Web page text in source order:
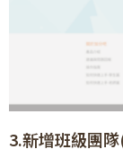
3.新增班級團